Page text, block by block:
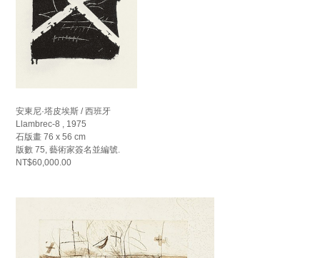
安東尼·塔皮埃斯 / 西班牙
Llambrec-8 , 1975
石版畫 76 x 56 cm
版數 75, 藝術家簽名並編號.
NT$60,000.00